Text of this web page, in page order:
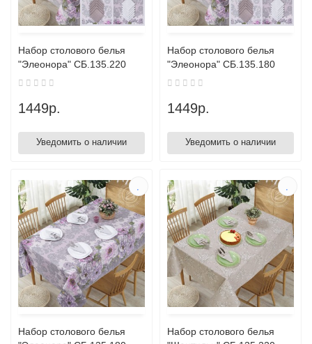
Набор столового белья
"Элеонора" СБ.135.220
1449р.
Уведомить о наличии
Набор столового белья
"Элеонора" СБ.135.180
1449р.
Уведомить о наличии
Набор столового белья
Набор столового белья